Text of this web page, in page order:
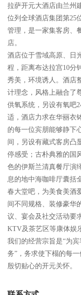
拉萨开元大酒店由兰州
位列全球酒店集团第25
管理，是一家集客房、
店。
酒店位于雪域高原、
程，距离布达拉宫10分
秀美，环境诱人。酒店
计理念，风格上融合了
供氧系统，另设有氧吧
适，酒店力求在华丽衣
的每一位宾朋能够静下
间，另设有藏式客房凸
停感受；古朴典雅的国
色的伊斯兰清真餐厅演
息的地中海咖啡厅囊括
春大堂吧，为美食美酒
间不同规格、装修豪华
议、宴会及社交活动要
KTV及茶艺区等康体娱
我们的经营宗旨是“为
务”，务求使下榻的每
殷切贴心的开元关怀。